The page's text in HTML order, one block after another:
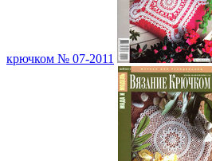
крючком № 07-2011